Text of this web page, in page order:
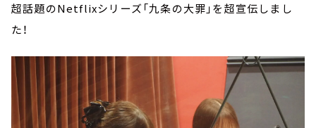
超話題のNetflixシリーズ「九条の大罪」を超宣伝しまし
た！